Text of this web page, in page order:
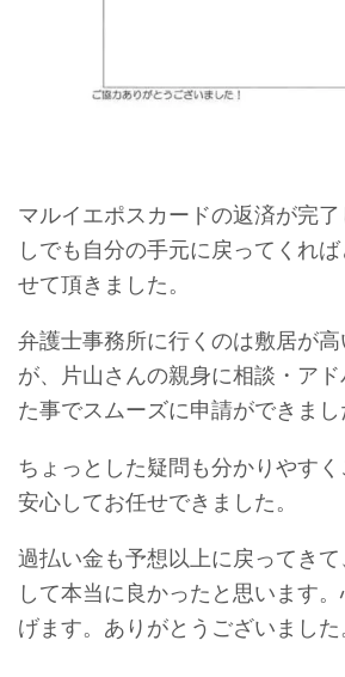
マルイエポスカードの返済が完
しでも自分の手元に戻ってくれ
せて頂きました。
弁護士事務所に行くのは敷居が
が、片山さんの親身に相談・ア
た事でスムーズに申請ができまし
ちょっとした疑問も分かりやすく
安心してお任せできました。
過払い金も予想以上に戻ってき
して本当に良かったと思います
げます。ありがとうございました